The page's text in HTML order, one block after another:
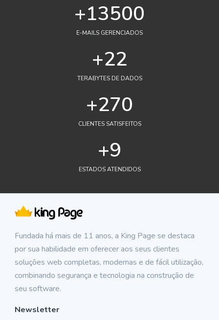
+15000
E-MAILS GERENCIADOS
+24
TERABYTES DE DADOS
+300
CLIENTES SATISFEITOS
+11
ESTADOS ATENDIDOS
Fundada há mais de 11 anos, a King Page se destaca
por sua habilidade em oferecer aos seus clientes
soluções web completas, modernas e de fácil utilização,
combinando segurança e tecnologia na construção de
seu software.
Newsletter